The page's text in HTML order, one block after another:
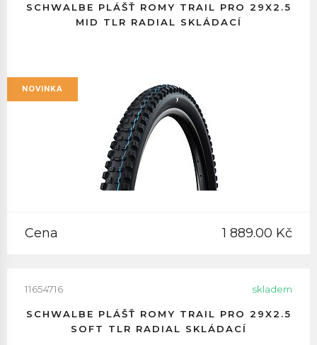
SCHWALBE PLÁŠŤ ROMY TRAIL PRO 29X2.5
MID TLR RADIAL SKLÁDACÍ
NOVINKA
Cena 1 889.00 Kč
11654716 skladem
SCHWALBE PLÁŠŤ ROMY TRAIL PRO 29X2.5
SOFT TLR RADIAL SKLÁDACÍ